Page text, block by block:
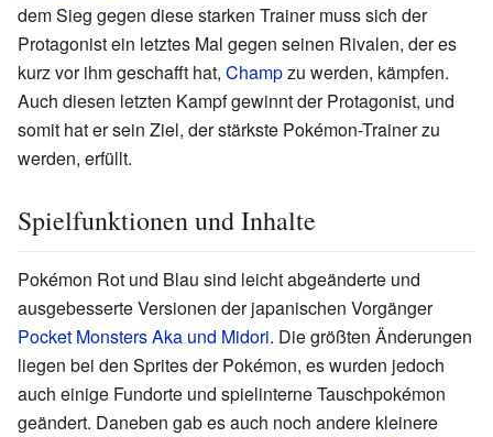
dem Sieg gegen diese starken Trainer muss sich der
Protagonist ein letztes Mal gegen seinen Rivalen, der es
kurz vor ihm geschafft hat, Champzu werden, kämpfen.
Auch diesen letzten Kampf gewinnt der Protagonist, und
somit hat er sein Ziel, der stärkste Pokémon-Trainer zu
werden, erfüllt.
Spielfunktionen und Inhalte
Pokémon Rot und Blau sind leicht abgeänderte und
ausgebesserte Versionen der japanischen Vorgänger
Pocket Monsters Aka und Midori. Die größten Änderungen
liegen bei den Sprites der Pokémon, es wurden jedoch
auch einige Fundorte und spielinterne Tauschpokémon
geändert. Daneben gab es auch noch andere kleinere